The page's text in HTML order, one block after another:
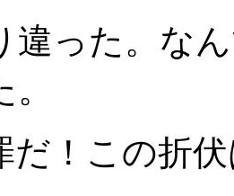
違った。な
だ！この折